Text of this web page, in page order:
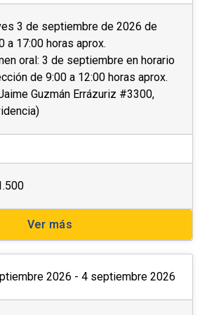
3 de septiembre de 2026 de
a 17:00 horas aprox.
oral: 3 de septiembre en horario
de 9:00 a 12:00 horas aprox.
Guzmán Errázuriz #3300,
Ver más
2026 - 4 septiembre 2026